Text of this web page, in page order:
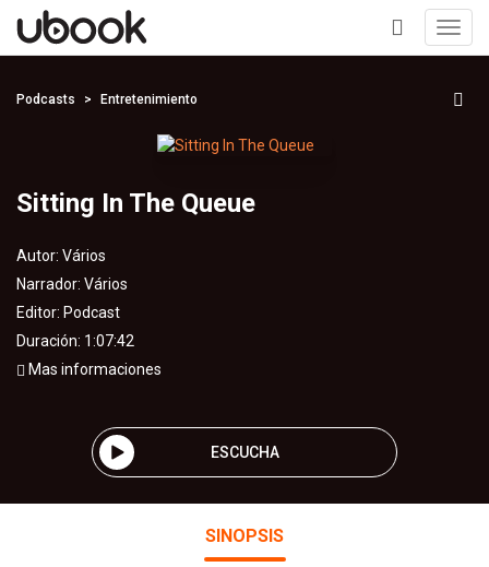
+
Podcasts Entretenimiento
Sitting In The Queue
Autor: Vários
Narrador: Vários
Editor: Podcast
Duración: 1:07:42
Mas informaciones
ESCUCHA
SINOPSIS